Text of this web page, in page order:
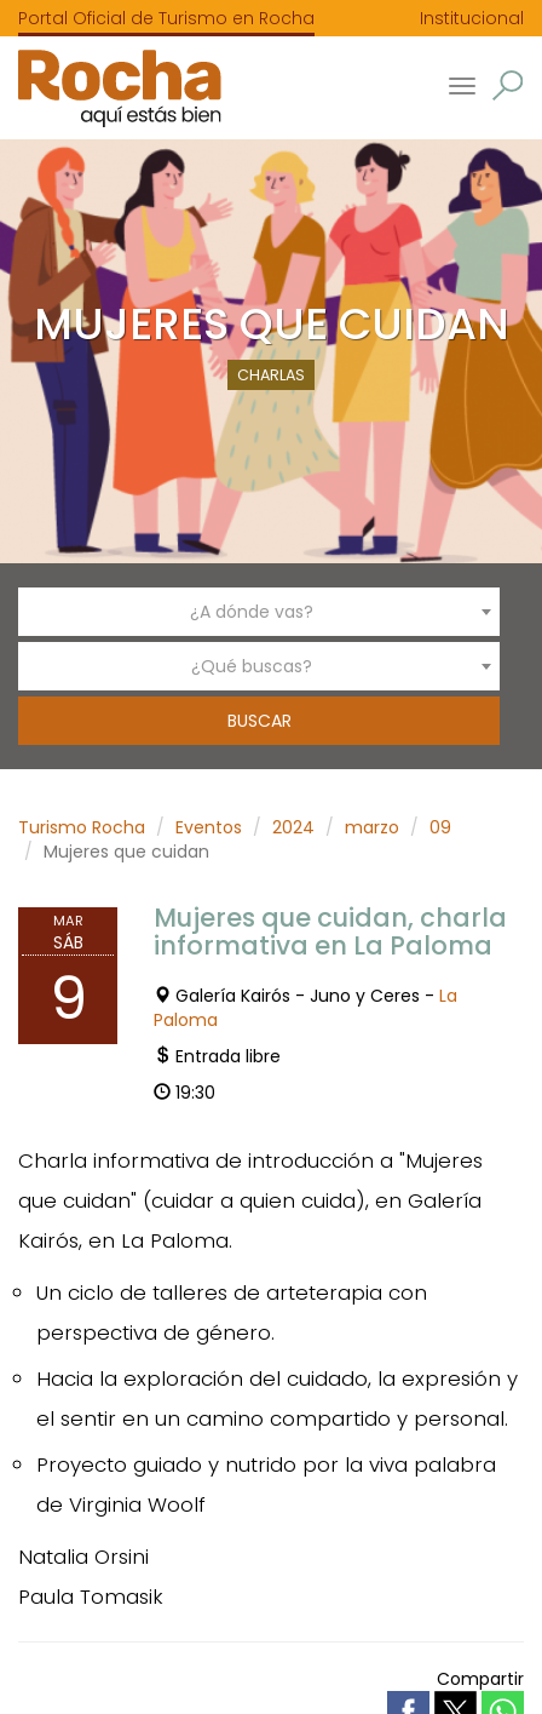
Portal Oficial de Turismo en Rocha Institucional
Toggle
MUJERES QUE CUIDAN
CHARLAS
¿A dónde vas?
¿Qué buscas?
Turismo Rocha Eventos 2024 marzo
09
Mujeres que cuidan
MAR
SÁB
9
Mujeres que cuidan, charla
informativa en La Paloma
Galería Kairós - Juno y Ceres - La
Paloma
Entrada libre
19:30
Charla informativa de introducción a "Mujeres
que cuidan" (cuidar a quien cuida), en Galería
Kairós, en La Paloma.
Un ciclo de talleres de arteterapia con
perspectiva de género.
Hacia la exploración del cuidado, la expresión y
el sentir en un camino compartido y personal.
Proyecto guiado y nutrido por la viva palabra
de Virginia Woolf
Natalia Orsini
Paula Tomasik
Compartir